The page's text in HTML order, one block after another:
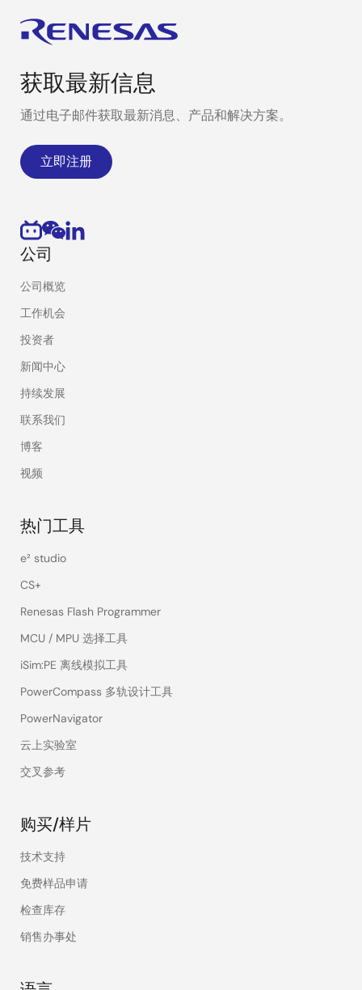
获取最新信息
通过电子邮件获取最新消息、产品和解决方案。
立即注册
公司
公司概览
工作机会
投资者
新闻中心
持续发展
联系我们
博客
视频
热门工具
e² studio
CS+
Renesas Flash Programmer
MCU / MPU 选择工具
iSim:PE 离线模拟工具
PowerCompass 多轨设计工具
PowerNavigator
云上实验室
交叉参考
购买/样片
技术支持
免费样品申请
检查库存
销售办事处